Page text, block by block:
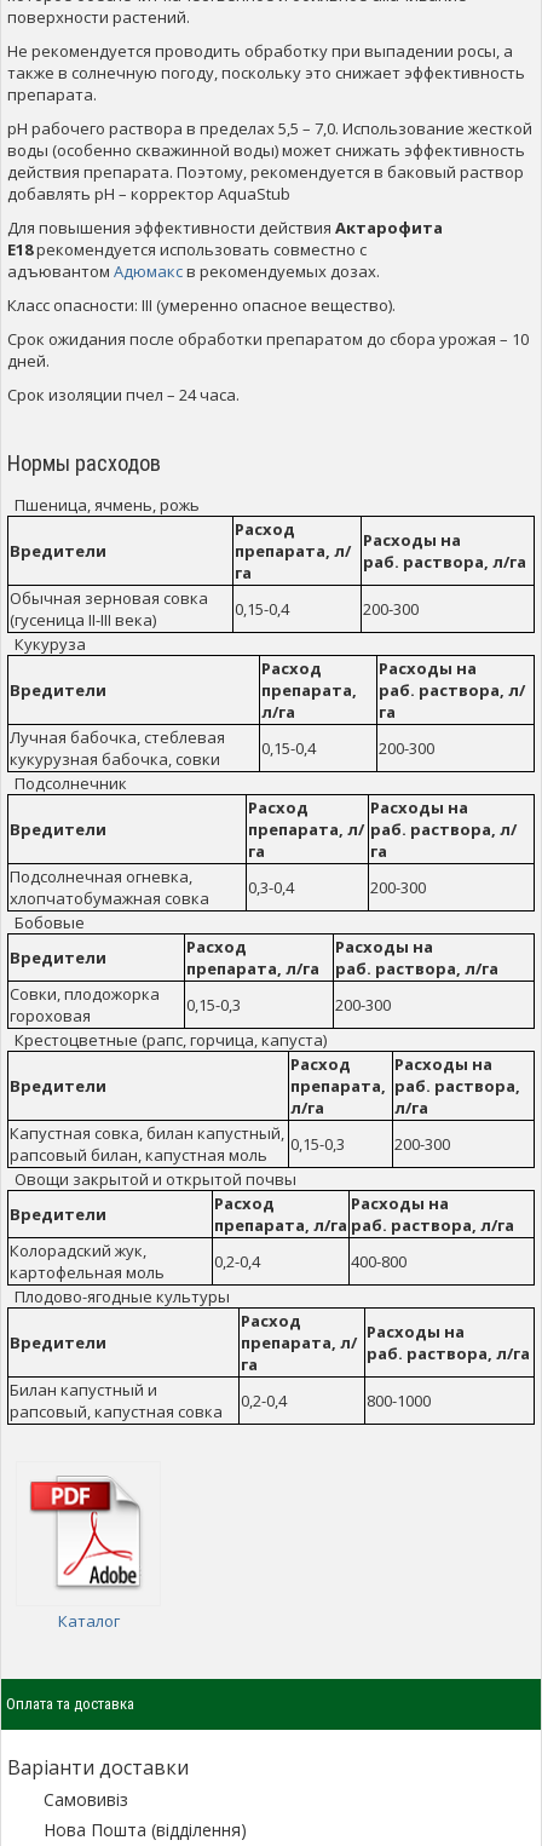
поверхности растений.
Не рекомендуется проводить обработку при выпадении росы, а
также в солнечную погоду, поскольку это снижает эффективность
препарата.
рН рабочего раствора в пределах 5,5 – 7,0. Использование жесткой
воды (особенно скважинной воды) может снижать эффективность
действия препарата. Поэтому, рекомендуется в баковый раствор
добавлять рН – корректор AquaStub
Для повышения эффективности действия Актарофита
Е18рекомендуется использовать совместно с
адъювантом Адюмаксв рекомендуемых дозах.
Класс опасности: III (умеренно опасное вещество).
Срок ожидания после обработки препаратом до сбора урожая – 10
дней.
Срок изоляции пчел – 24 часа.
Нормы расходов
Пшеница, ячмень, рожь
Вредители
Расход
препарата, л/
га
Расходы на
раб. раствора, л/га
Обычная зерновая совка
(гусеница II-III века)
0,15-0,4
200-300
Кукуруза
Вредители
Расход
препарата,
л/га
Расходы на
раб. раствора, л/
га
Лучная бабочка, стеблевая
кукурузная бабочка, совки
0,15-0,4
200-300
Подсолнечник
Вредители
Расход
препарата, л/
га
Расходы на
раб. раствора, л/
га
Подсолнечная огневка,
хлопчатобумажная совка
0,3-0,4
200-300
Бобовые
Вредители
Расход
препарата, л/га
Расходы на
раб. раствора, л/га
Совки, плодожорка
гороховая
0,15-0,3
200-300
Крестоцветные (рапс, горчица, капуста)
Вредители
Расход
препарата,
л/га
Расходы на
раб. раствора,
л/га
Капустная совка, билан капустный,
рапсовый билан, капустная моль
0,15-0,3
200-300
Овощи закрытой и открытой почвы
Вредители
Расход
препарата, л/га
Расходы на
раб. раствора, л/га
Колорадский жук,
картофельная моль
0,2-0,4
400-800
Плодово-ягодные культуры
Вредители
Расход
препарата, л/
га
Расходы на
раб. раствора, л/га
Билан капустный и
рапсовый, капустная совка
0,2-0,4 800-1000
Каталог
Оплата та доставка
Варіанти доставки
Самовивіз
Нова Пошта (відділення)